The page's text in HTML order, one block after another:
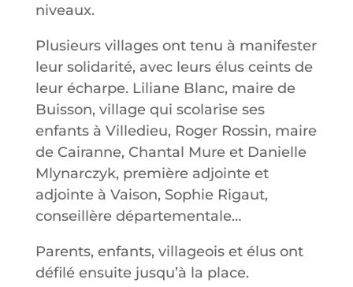
niveaux.
Plusieurs villages ont tenu à manifester
leur solidarité, avec leurs élus ceints de
leur écharpe. Liliane Blanc, maire de
Buisson, village qui scolarise ses
enfants à Villedieu, Roger Rossin, maire
de Cairanne, Chantal Mure et Danielle
Mlynarczyk, première adjointe et
adjointe à Vaison, Sophie Rigaut,
conseillère départementale…
Parents, enfants, villageois et élus ont
défilé ensuite jusqu’à la place.